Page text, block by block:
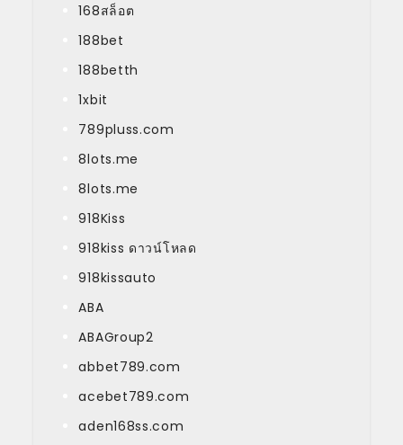
168สล็อต
188bet
188betth
1xbit
789pluss.com
8lots.me
8lots.me
918Kiss
918kiss ดาวน์โหลด
918kissauto
ABA
ABAGroup2
abbet789.com
acebet789.com
aden168ss.com